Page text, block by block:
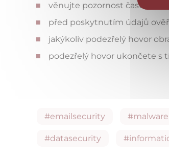
věnujte pozornost času
před poskytnutím údajů
jakýkoliv podezřelý hovor
podezřelý hovor ukončete s
#emailsecurity #malware
#datasecurity